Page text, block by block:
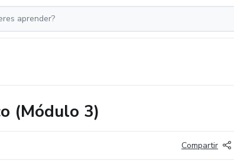
(Módulo 3)
Compartir